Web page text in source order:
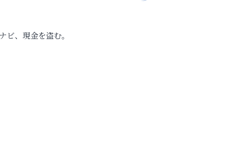
ビ、現金を盗む。